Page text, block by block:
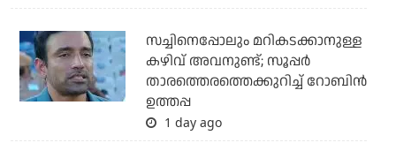
സച്ചിനെപ്പോലും മറികടക്കാനുള്ള
കഴിവ് അവനുണ്ട്; സൂപ്പര്‍
താരത്തെരത്തെക്കുറിച്ച് റോബിന്‍
ഉത്തപ്പ
1 day ago